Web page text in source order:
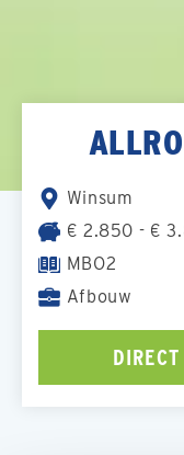
Winsum
€ 2.850 - €
MBO2
Afbouw